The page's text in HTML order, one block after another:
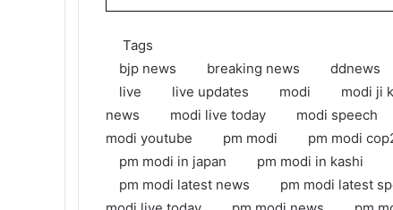
Tags
bjp news
breaking news ddnews
live
live updates modi modi ji
news
modi live today modi speech
modi youtube
pm modi pm modi
pm modi in japan
pm modi in kashi
pm modi latest news
pm modi latest